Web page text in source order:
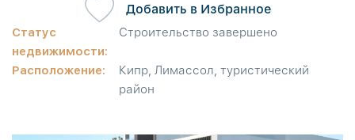
Статус
недвижимости:
Строительство завершено
Расположение:
Кипр, Лимассол, туристический
район
Добавить в Избранное